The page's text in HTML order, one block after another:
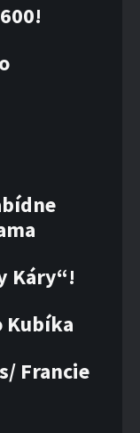
Káry“!
Kubíka
Francie